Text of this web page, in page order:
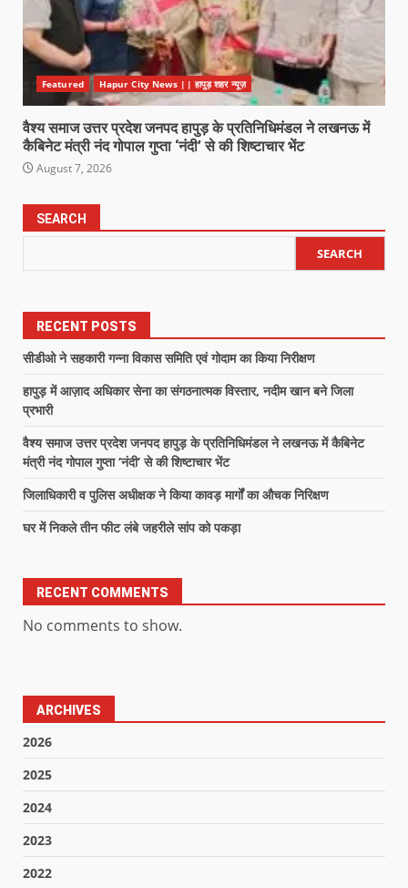
Featured Hapur City News || हापुड़ शहर न्यूज़
वैश्य समाज उत्तर प्रदेश जनपद हापुड़ के प्रतिनिधिमंडल ने लखनऊ में
कैबिनेट मंत्री नंद गोपाल गुप्ता ‘नंदी’ से की शिष्टाचार भेंट
August 7, 2026
SEARCH
SEARCH
RECENT POSTS
सीडीओ ने सहकारी गन्ना विकास समिति एवं गोदाम का किया निरीक्षण
हापुड़ में आज़ाद अधिकार सेना का संगठनात्मक विस्तार, नदीम खान बने जिला
प्रभारी
वैश्य समाज उत्तर प्रदेश जनपद हापुड़ के प्रतिनिधिमंडल ने लखनऊ में कैबिनेट
मंत्री नंद गोपाल गुप्ता ‘नंदी’ से की शिष्टाचार भेंट
जिलाधिकारी व पुलिस अधीक्षक ने किया कावड़ मार्गों का औचक निरिक्षण
घर में निकले तीन फीट लंबे जहरीले सांप को पकड़ा
RECENT COMMENTS
No comments to show.
ARCHIVES
2026
2025
2024
2023
2022